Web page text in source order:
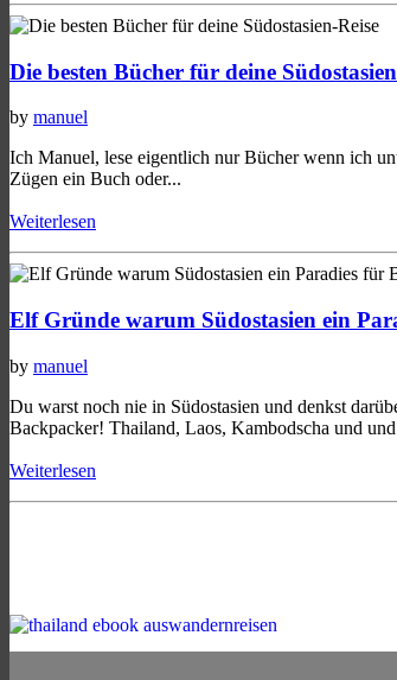
Die besten Bücher für deine
by manuel
Ich Manuel, lese eigentlich nur Bücher wenn ich
Zügen ein Buch oder...
Weiterlesen
Elf Gründe warum Südostasien ein
by manuel
Du warst noch nie in Südostasien und denkst
Backpacker! Thailand, Laos, Kambodscha und
Weiterlesen